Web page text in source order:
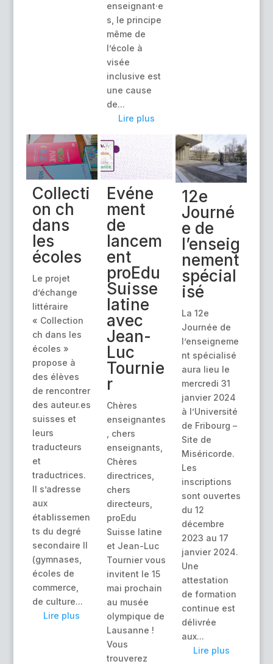
enseignant·e
s, le principe
même de
l’école à
visée
inclusive est
une cause
de...
Lire plus
Collecti
on ch
dans
les
écoles
Le projet
d’échange
littéraire
« Collection
ch dans les
écoles »
propose à
des élèves
de rencontrer
des auteur.es
suisses et
leurs
traducteurs
et
traductrices.
Il s’adresse
aux
établissemen
ts du degré
secondaire II
(gymnases,
écoles de
commerce,
de culture...
Lire plus
Evéne
ment
de
lancem
ent
proEdu
Suisse
latine
avec
Jean-
Luc
Tournie
r
Chères
enseignantes
, chers
enseignants,
Chères
directrices,
chers
directeurs,
proEdu
Suisse latine
et Jean-Luc
Tournier vous
invitent le 15
mai prochain
au musée
olympique de
Lausanne !
Vous
trouverez
12e
Journé
e de
l’enseig
nement
spécial
isé
La 12e
Journée de
l’enseigneme
nt spécialisé
aura lieu le
mercredi 31
janvier 2024
à l’Université
de Fribourg –
Site de
Miséricorde.
Les
inscriptions
sont ouvertes
du 12
décembre
2023 au 17
janvier 2024.
Une
attestation
de formation
continue est
délivrée
aux...
Lire plus